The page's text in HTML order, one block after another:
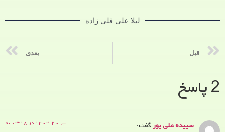
لیلا علی قلی زاده
قبل بعدی
2 پاسخ
سپیده علی پورگفت: تیر ۲۰, ۱۴۰۲ در ۳:۱۸ ب.ظ